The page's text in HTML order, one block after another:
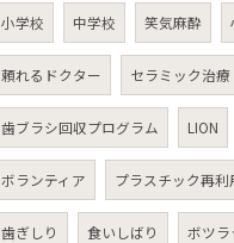
小学校 中学校 笑気麻酔
頼れるドクター セラミック治療
歯ブラシ回収プログラム LION
ボランティア プラスチック再利
歯ぎしり 食いしばり ボツラ